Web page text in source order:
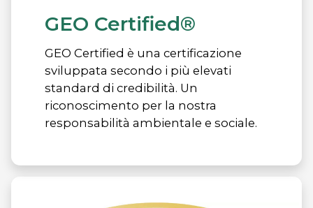
GEO Certified®
GEO Certified è una certificazione
sviluppata secondo i più elevati
standard di credibilità. Un
riconoscimento per la nostra
responsabilità ambientale e sociale.